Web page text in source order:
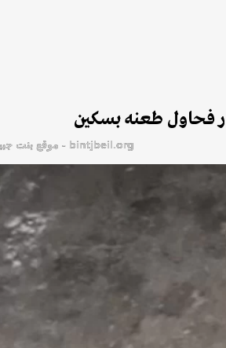
فحاول طعنه بسكين
bintjbeil.org - موقع بنت جبيل